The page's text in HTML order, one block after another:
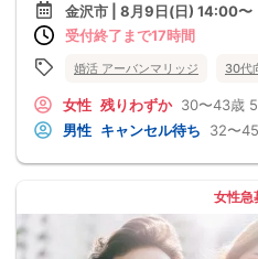
金沢市 | 8月9日(日) 14:00〜
受付終了まで17時間
婚活 アーバンマリッジ 30代
女性 残りわずか 30〜43歳
男性 キャンセル待ち 32〜
女性急